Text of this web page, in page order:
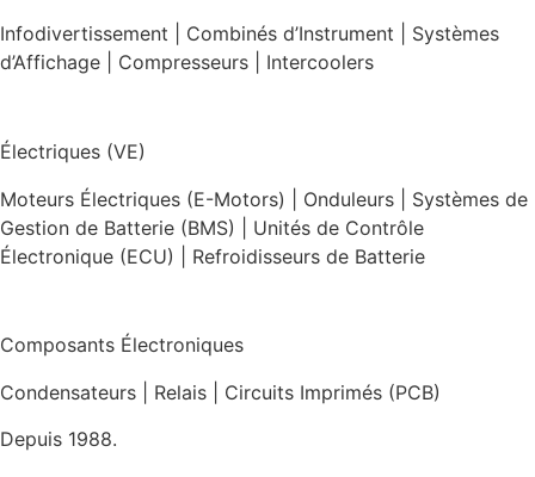
Infodivertissement | Combinés d’Instrument | Systèmes
d’Affichage | Compresseurs | Intercoolers
Électriques (VE)
Moteurs Électriques (E-Motors) | Onduleurs | Systèmes de
Gestion de Batterie (BMS) | Unités de Contrôle
Électronique (ECU) | Refroidisseurs de Batterie
Composants Électroniques
Condensateurs | Relais | Circuits Imprimés (PCB)
Depuis 1988.